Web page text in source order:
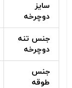
سایز
دوچرخه
جنس تنه
دوچرخه
جنس
طوقه